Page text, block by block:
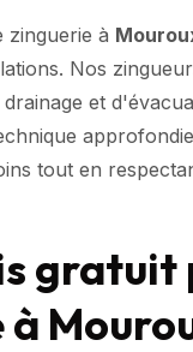
à
Nos
et
tout en
gratuit